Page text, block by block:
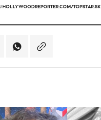
HOLLYWOODREPORTER.COM/TOPSTAR.SK